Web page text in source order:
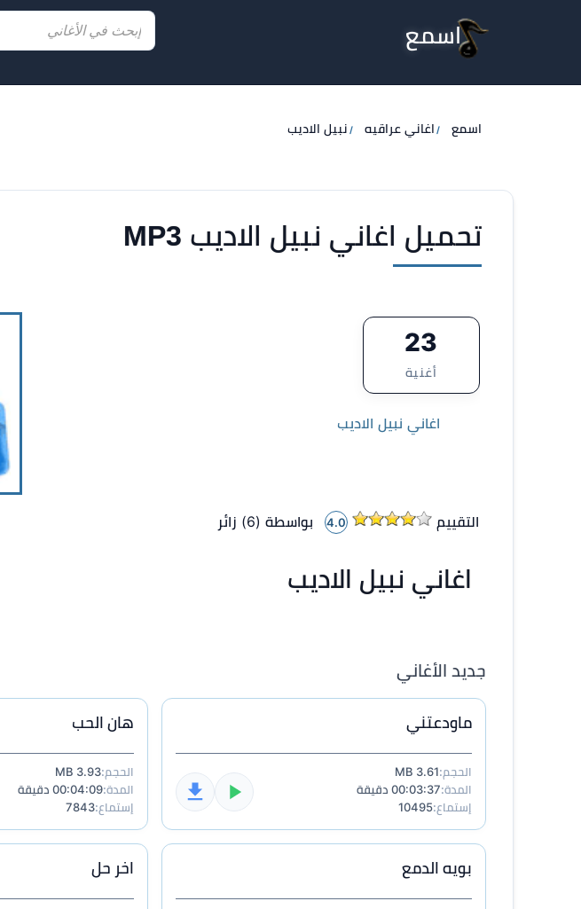
اسمع
اسمع اغاني عراقيه نبيل الاديب
تحميل اغاني نبيل الاديب MP3
23
أغنية
اغاني نبيل الاديب
التقييم 4.0 بواسطة (6
) زائر
اغاني نبيل الاديب
جديد الأغاني
ماودعتني
الحجم:3.61 MB
المدة:00:03:37 دقيقة
إستماع:10495
هان الحب
الحجم:3.93 MB
المدة:00:04:09 دقيقة
إستماع:7843
بويه الدمع اخر حل